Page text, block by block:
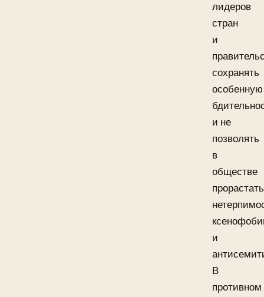
лидеров
стран
и
сохранять
особенную
и не
позволять
в
обществе
прорастать
и
В
противном